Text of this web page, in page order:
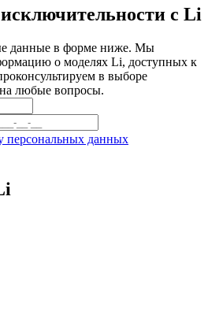
с Li
данные в форме ниже. Мы
о моделях Li, доступных к
в выборе
любые вопросы.
персональных данных